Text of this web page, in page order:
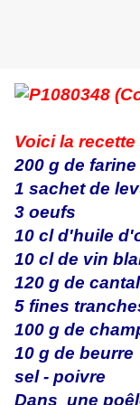
Voici la recette
200 g de
1 sachet de
3 oeufs
10 cl d'huile
10 cl de vin
120 g de cantal
5 fines
100 g de
10 g de beurre
sel - poivre
Dans une